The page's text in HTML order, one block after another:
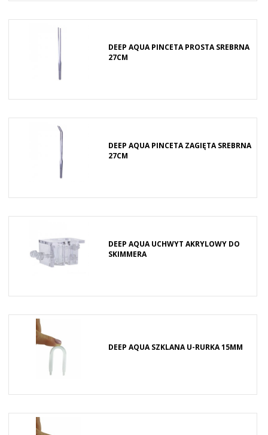
DEEP AQUA PINCETA PROSTA SREBRNA
27CM
DEEP AQUA PINCETA ZAGIĘTA SREBRNA
27CM
DEEP AQUA UCHWYT AKRYLOWY DO
SKIMMERA
DEEP AQUA SZKLANA U-RURKA 15MM